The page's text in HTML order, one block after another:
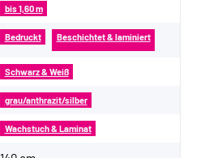
bis 1,60 m
Bedruckt Beschichtet & laminiert
Schwarz & Weiß
grau/anthrazit/silber
Wachstuch & Laminat